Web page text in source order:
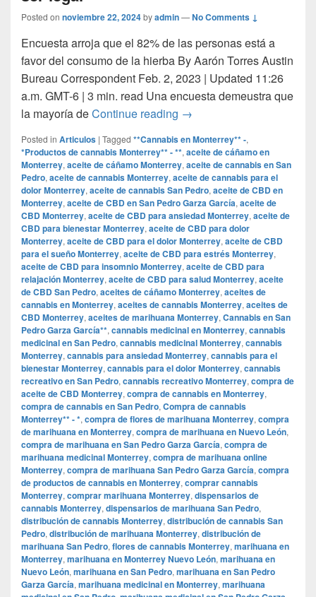
Posted on noviembre 22, 2024byadmin—No Comments ↓
Encuesta arroja que el 82% de las personas está a
favor del consumo de la hierba By Aarón Torres Austin
Bureau Correspondent Feb. 2, 2023 | Updated 11:26
a.m. GMT-6 | 3 min. read Una encuesta demeustra que
la mayoría deContinue reading Mayoría de los texanos
→
Posted in Articulos | Tagged **Cannabis en Monterrey** -,
*Productos de cannabis Monterrey** - **, aceite de cáñamo en
Monterrey, aceite de cáñamo Monterrey, aceite de cannabis en San
Pedro, aceite de cannabis Monterrey, aceite de cannabis para el
dolor Monterrey, aceite de cannabis San Pedro, aceite de CBD en
Monterrey, aceite de CBD en San Pedro Garza García, aceite de
CBD Monterrey, aceite de CBD para ansiedad Monterrey, aceite de
CBD para bienestar Monterrey, aceite de CBD para dolor
Monterrey, aceite de CBD para el dolor Monterrey, aceite de CBD
para el sueño Monterrey, aceite de CBD para estrés Monterrey,
aceite de CBD para insomnio Monterrey, aceite de CBD para
relajación Monterrey, aceite de CBD para salud Monterrey, aceite
de CBD San Pedro, aceites de cáñamo Monterrey, aceites de
cannabis en Monterrey, aceites de cannabis Monterrey, aceites de
CBD Monterrey, aceites de marihuana Monterrey, Cannabis en San
Pedro Garza García**, cannabis medicinal en Monterrey, cannabis
medicinal en San Pedro, cannabis medicinal Monterrey, cannabis
Monterrey, cannabis para ansiedad Monterrey, cannabis para el
bienestar Monterrey, cannabis para el dolor Monterrey, cannabis
recreativo en San Pedro, cannabis recreativo Monterrey, compra de
aceite de CBD Monterrey, compra de cannabis en Monterrey,
compra de cannabis en San Pedro, Compra de cannabis
Monterrey** - *, compra de flores de marihuana Monterrey, compra
de marihuana en Monterrey, compra de marihuana en Nuevo León,
compra de marihuana en San Pedro Garza García, compra de
marihuana medicinal Monterrey, compra de marihuana online
Monterrey, compra de marihuana San Pedro Garza García, compra
de productos de cannabis en Monterrey, comprar cannabis
Monterrey, comprar marihuana Monterrey, dispensarios de
cannabis Monterrey, dispensarios de marihuana San Pedro,
distribución de cannabis Monterrey, distribución de cannabis San
Pedro, distribución de marihuana Monterrey, distribución de
marihuana San Pedro, flores de cannabis Monterrey, marihuana en
Monterrey, marihuana en Monterrey Nuevo León, marihuana en
Nuevo León, marihuana en San Pedro, marihuana en San Pedro
Garza García, marihuana medicinal en Monterrey, marihuana